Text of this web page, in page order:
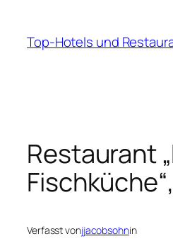
springen
Top-Hotels und
Restaurant
Verfasst vonjjacobsohnin